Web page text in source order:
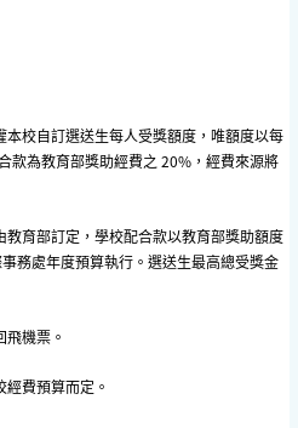
校自訂選送生每人受獎額度，唯額度以每
款為教育部獎助經費之 20%，經費來源將
育部訂定，學校配合款以教育部獎助額度
務處年度預算執行。選送生最高總受獎金
機票。
費預算而定。